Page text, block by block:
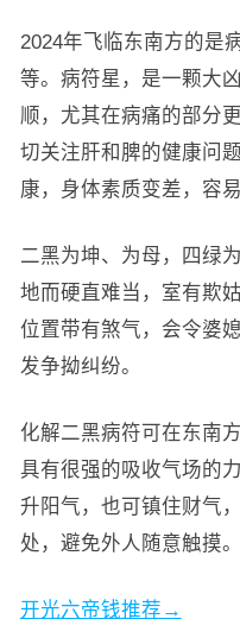
2024年飞临东南方的是
等。病符星，是一颗大
顺，尤其在病痛的部分
切关注肝和脾的健康问
康，身体素质变差，容
二黑为坤、为母，四绿
地而硬直难当，室有欺
位置带有煞气，会令婆
发争拗纠纷。
化解二黑病符可在东南
具有很强的吸收气场的
升阳气，也可镇住财气
处，避免外人随意触摸。
开光六帝钱推荐→